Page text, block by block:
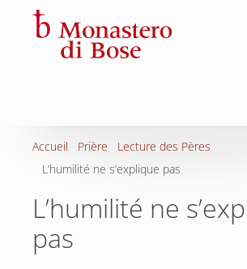
Accueil Prière
Lecture des Pères
L’humilité ne s’explique pas
L’humilité ne
pas